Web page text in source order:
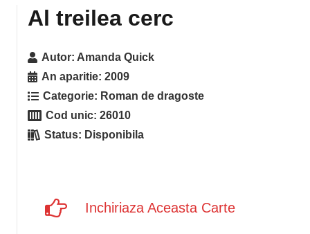
Al treilea cerc
Autor: Amanda Quick
An aparitie:2009
Categorie: Roman de dragoste
Cod unic:26010
Status: Disponibila
Inchiriaza Aceasta Carte